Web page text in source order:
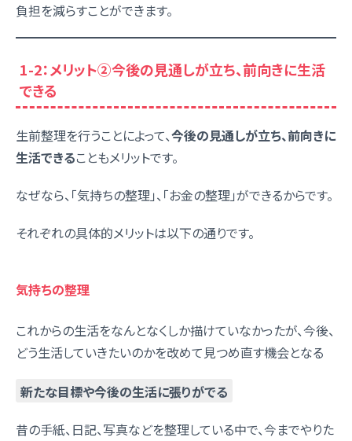
負担を減らすことができます。
1-2：メリット②今後の見通しが立ち、前向きに生活
できる
生前整理を行うことによって、今後の見通しが立ち、前向きに
生活できることもメリットです。
なぜなら、「気持ちの整理」、「お金の整理」ができるからです。
それぞれの具体的メリットは以下の通りです。
気持ちの整理
これからの生活をなんとなくしか描けていなかったが、今後、
どう生活していきたいのかを改めて見つめ直す機会となる
新たな目標や今後の生活に張りがでる
昔の手紙、日記、写真などを整理している中で、今までやりた